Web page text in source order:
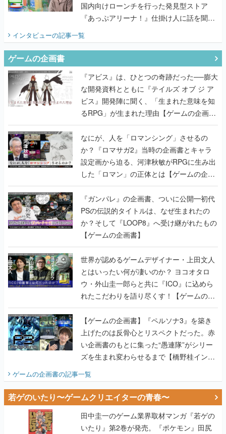
国内向けローンチを行った発見型ストア
『あっぷアリーナ！』仕掛け人に話を聞い
てみた
インタビューの記事一覧
ゲームの企画書
『アビス』は、ひとつの奇跡だった──膨大
な開発資料とともに『テイルズ オブ ジ ア
ビス』開発陣に聞く、「生まれた意味を知
るRPG」が生まれた理由【ゲームの企画
書】
なにが、人を「ロマンシング」させるの
か？『ロマサガ2』当時の企画書とキャラ
設定画から迫る、河津秋敏がRPGに生み出
した「ロマン」の正体とは【ゲームの企画
書】
『ガンパレ』の企画書、ついに公開━初代
PSの伝説的タイトルは、なぜ生まれたの
か？そして『LOOP8』へ受け継がれたもの
【ゲームの企画書】
世界が認めるゲームデザイナー・上田文人
とはいったい何が凄いのか？ ヨコオタロ
ウ・外山圭一郎らと共に『ICO』に込めら
れたこだわりを語り尽くす！【ゲームの企
画書】
【ゲームの企画書】『ペルソナ3』を築き
上げたのは反骨心とリスペクトだった。赤
い企画書のもとに集った“愚連隊”がシリー
ズを生まれ変わらせるまで【橋野桂インタ
ビュー】
ゲームの企画書の記事一覧
若ゲのいたり〜ゲームクリエイターの青春〜
田中圭一のゲーム業界取材マンガ『若ゲの
いたり』第2巻が発売。『ポケモン』田尻